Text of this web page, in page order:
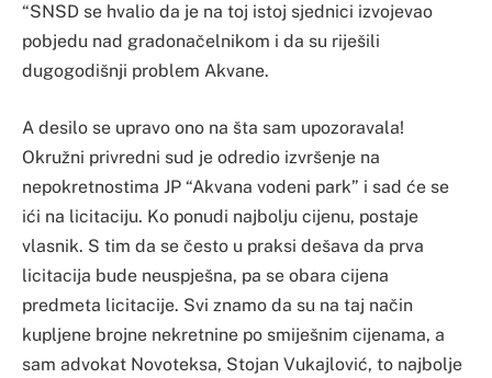
“SNSD se hvalio da je na toj istoj sjednici izvojevao
pobjedu nad gradonačelnikom i da su riješili
dugogodišnji problem Akvane.
A desilo se upravo ono na šta sam upozoravala!
Okružni privredni sud je odredio izvršenje na
nepokretnostima JP “Akvana vodeni park” i sad će se
ići na licitaciju. Ko ponudi najbolju cijenu, postaje
vlasnik. S tim da se često u praksi dešava da prva
licitacija bude neuspješna, pa se obara cijena
predmeta licitacije. Svi znamo da su na taj način
kupljene brojne nekretnine po smiješnim cijenama, a
sam advokat Novoteksa, Stojan Vukajlović, to najbolje